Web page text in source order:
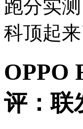
OPPO
评：联